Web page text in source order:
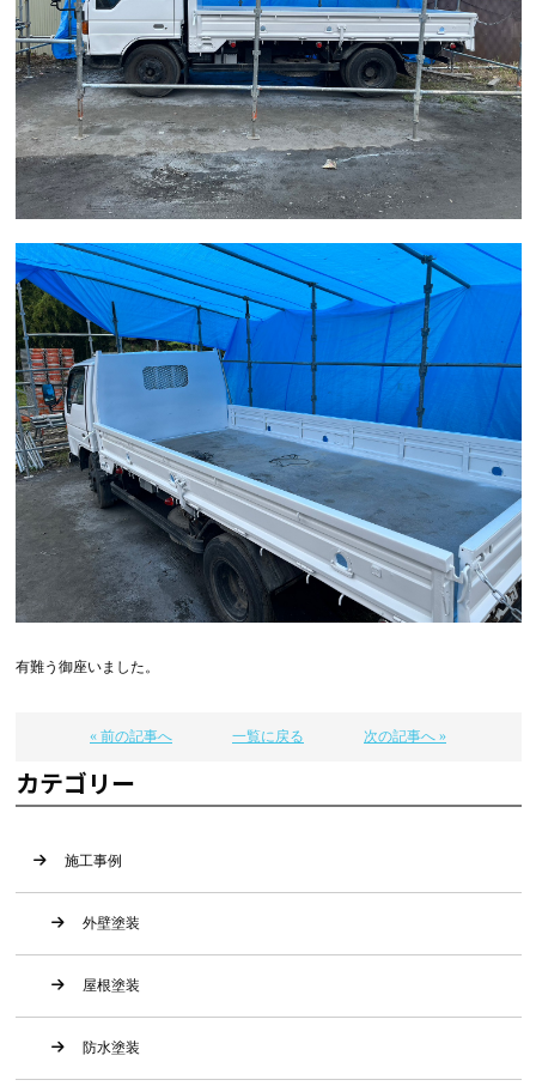
有難う御座いました。
« 前の記事へ 一覧に戻る 次の記事へ »
カテゴリー
施工事例
外壁塗装
屋根塗装
防水塗装